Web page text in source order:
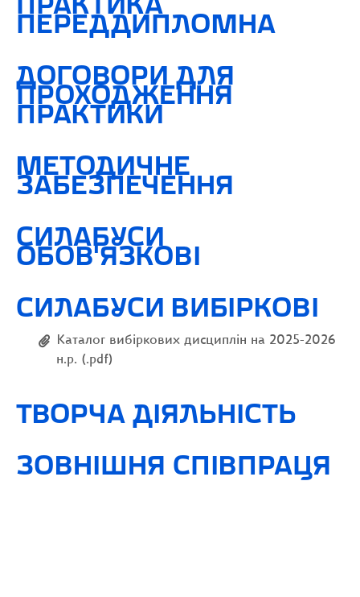
ПРАКТИКА
ПЕРЕДДИПЛОМНА
ДОГОВОРИ ДЛЯ
ПРОХОДЖЕННЯ
ПРАКТИКИ
МЕТОДИЧНЕ
ЗАБЕЗПЕЧЕННЯ
СИЛАБУСИ
ОБОВ'ЯЗКОВІ
СИЛАБУСИ ВИБІРКОВІ
Каталог вибіркових дисциплін на 2025-2026
н.р. (.pdf)
ТВОРЧА ДІЯЛЬНІСТЬ
ЗОВНІШНЯ СПІВПРАЦЯ